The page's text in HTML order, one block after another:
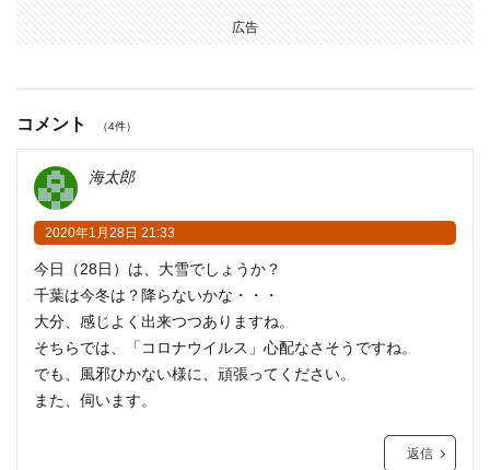
広告
コメント （4件）
海太郎
2020年1月28日 21:33
今日（28日）は、大雪でしょうか？
千葉は今冬は？降らないかな・・・
大分、感じよく出来つつありますね。
そちらでは、「コロナウイルス」心配なさそうですね。
でも、風邪ひかない様に、頑張ってください。
また、伺います。
返信